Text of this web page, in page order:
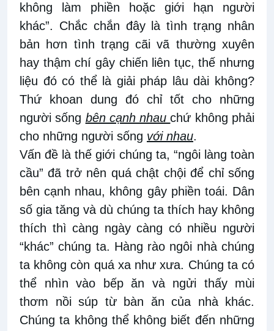
không làm phiền hoặc giới hạn người
khác”. Chắc chắn đây là tình trạng nhân
bản hơn tình trạng cãi vã thường xuyên
hay thậm chí gây chiến liên tục, thế nhưng
liệu đó có thể là giải pháp lâu dài không?
Thứ khoan dung đó chỉ tốt cho những
người sống bên cạnh nhauchứ không phải
cho những người sống với nhau.
Vấn đề là thế giới chúng ta, “ngôi làng toàn
cầu” đã trở nên quá chật chội để chỉ sống
bên cạnh nhau, không gây phiền toái. Dân
số gia tăng và dù chúng ta thích hay không
thích thì càng ngày càng có nhiều người
“khác” chúng ta. Hàng rào ngôi nhà chúng
ta không còn quá xa như xưa. Chúng ta có
thể nhìn vào bếp ăn và ngửi thấy mùi
thơm nồi súp từ bàn ăn của nhà khác.
Chúng ta không thể không biết đến những